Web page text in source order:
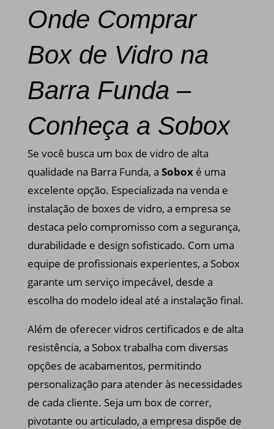
Onde Comprar
Box de Vidro na
Barra Funda –
Conheça a Sobox
Se você busca um box de vidro de alta
qualidade na Barra Funda, a Soboxé uma
excelente opção. Especializada na venda e
instalação de boxes de vidro, a empresa se
destaca pelo compromisso com a segurança,
durabilidade e design sofisticado. Com uma
equipe de profissionais experientes, a Sobox
garante um serviço impecável, desde a
escolha do modelo ideal até a instalação final.
Além de oferecer vidros certificados e de alta
resistência, a Sobox trabalha com diversas
opções de acabamentos, permitindo
personalização para atender às necessidades
de cada cliente. Seja um box de correr,
pivotante ou articulado, a empresa dispõe de